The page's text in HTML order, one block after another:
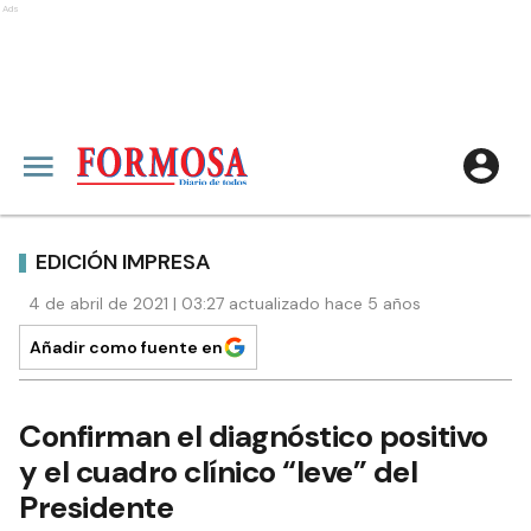
Ads
EDICIÓN IMPRESA
4 de abril de 2021 | 03:27 actualizado hace 5 años
Añadir como fuente en
Confirman el diagnóstico positivo
y el cuadro clínico “leve” del
Presidente